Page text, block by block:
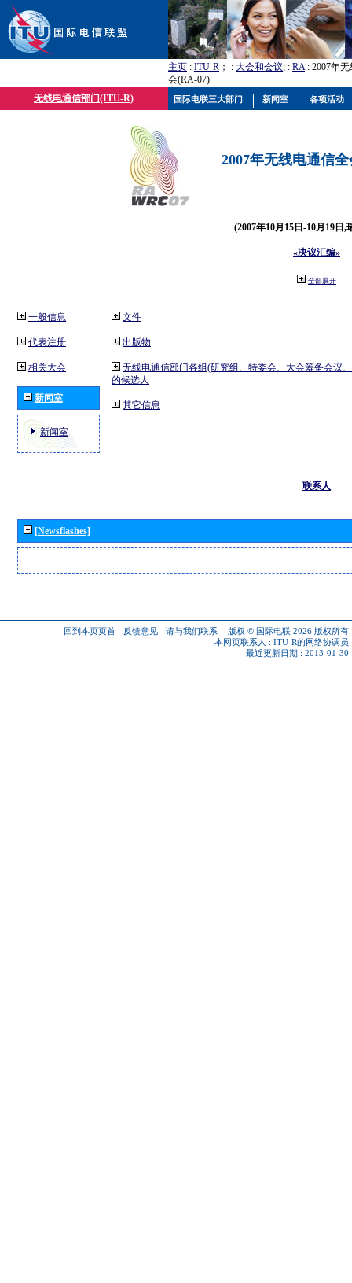
主页 : ITU-R ； : 大会和会议; : RA: 2007年
会(RA-07)
无线电通信部门(ITU-R)
2007年无线电通信
(2007年10月15日-10月19日,
«决议汇编»
全部展开
一般信息
代表注册
相关大会
新闻室
新闻室
文件
出版物
无线电通信部门各组(研究组、特委会、大会筹备会议
的候选人
其它信息
联系人
[Newsflashes]
回到本页页首 - 反馈意见 - 请与我们联系 - 版权 © 国际电联 2026 版权所有
本网页联系人 : ITU-R的网络协调员
最近更新日期 : 2013-01-30
国际电联三大部门 新闻室 各项活动